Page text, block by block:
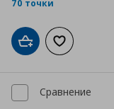
70 точки
Добави вДобави
Сравнение